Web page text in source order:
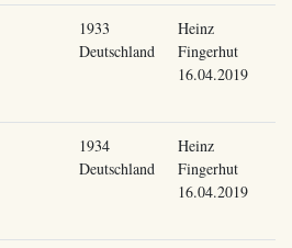
1933
Deutschland
Heinz
Fingerhut
16.04.2019
1934
Deutschland
Heinz
Fingerhut
16.04.2019